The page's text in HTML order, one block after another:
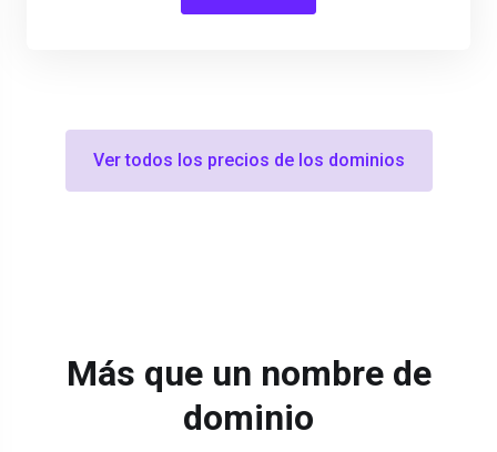
Ver todos los precios de los dominios
Más que un nombre de
dominio